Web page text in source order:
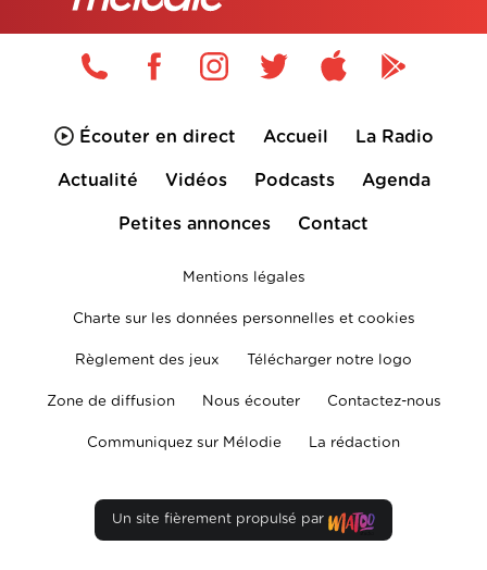
Écouter en direct Accueil La Radio
Actualité Vidéos Podcasts Agenda
Petites annonces Contact
Mentions légales
Charte sur les données personnelles et cookies
Règlement des jeux Télécharger notre logo
Zone de diffusion Nous écouter Contactez-nous
Communiquez sur Mélodie La rédaction
Un site fièrement propulsé par